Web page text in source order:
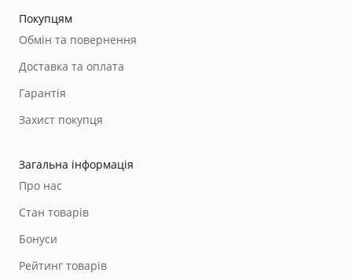
Покупцям
Обмін та повернення
Доставка та оплата
Гарантія
Захист покупця
Загальна інформація
Про нас
Стан товарів
Бонуси
Рейтинг товарів